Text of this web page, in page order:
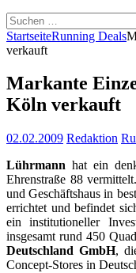
Suchen
nach:
StartseiteRunning Deals
verkauft
Markante
Köln verkauft
02.02.2009 Redaktion
Lührmannhat ein
Ehrenstraße 88
und Geschäftshaus in
errichtet und befindet
ein institutioneller
insgesamt rund 450
Deutschland GmbH,
Concept-Stores in